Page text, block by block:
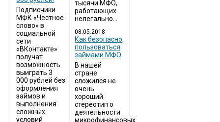
Подписчики
МФК «Честное
слово» в
социальной
сети
«ВКонтакте»
получат
возможность
выиграть 3
000 рублей без
оформления
займов и
выполнения
сложных
условий
тысячи МФО,
работающих
нелегально...
08.05.2018
Как безопасно
пользоваться
займами МФО
В нашей
стране
сложился не
очень
хороший
стереотип о
деятельности
микрофинансовых